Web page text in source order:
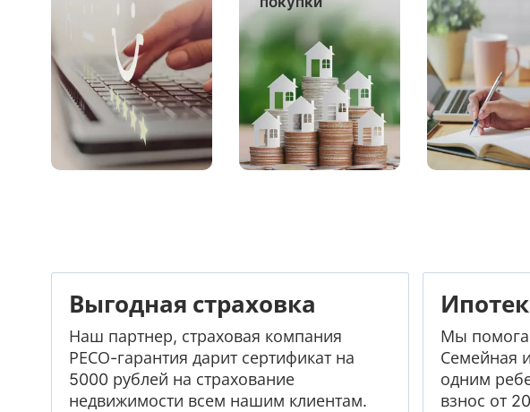
Выгодная страховка
Наш партнер, страховая компания
РЕСО-гарантия дарит сертификат на
5000 рублей на страхование
недвижимости всем нашим клиентам.
Мы
Семейная
одним
взнос от